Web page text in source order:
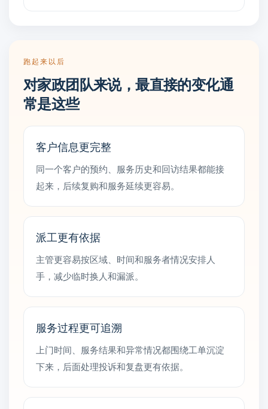
跑起来以后
对家政团队来说，最直接的变化通
常是这些
客户信息更完整
同一个客户的预约、服务历史和回访结果都能接
起来，后续复购和服务延续更容易。
派工更有依据
主管更容易按区域、时间和服务者情况安排人
手，减少临时换人和漏派。
服务过程更可追溯
上门时间、服务结果和异常情况都围绕工单沉淀
下来，后面处理投诉和复盘更有依据。